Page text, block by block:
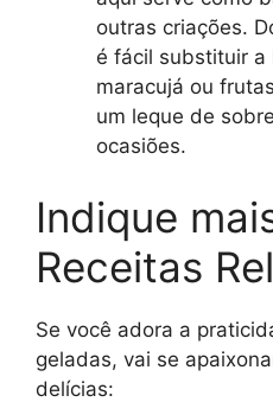
outras criações.
é fácil substituir a
maracujá ou
um leque de
ocasiões.
Indique
Receitas
Se você adora a
geladas, vai se
delícias: